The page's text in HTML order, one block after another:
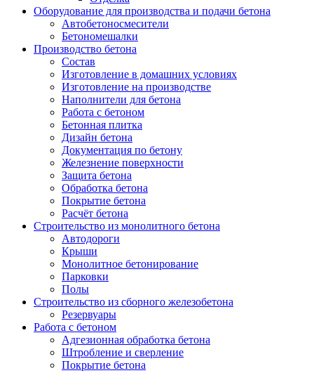
Оборудование для производства и подачи бетона
Автобетоносмесители
Бетономешалки
Производство бетона
Состав
Изготовление в домашних условиях
Изготовление на производстве
Наполнители для бетона
Работа с бетоном
Бетонная плитка
Дизайн бетона
Документация по бетону
Железнение поверхности
Защита бетона
Обработка бетона
Покрытие бетона
Расчёт бетона
Строительство из монолитного бетона
Автодороги
Крыши
Монолитное бетонирование
Парковки
Полы
Строительство из сборного железобетона
Резервуары
Работа с бетоном
Адгезионная обработка бетона
Штробление и сверление
Покрытие бетона